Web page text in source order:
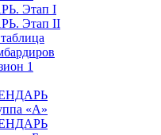
Этап I
Этап II
1
«А»